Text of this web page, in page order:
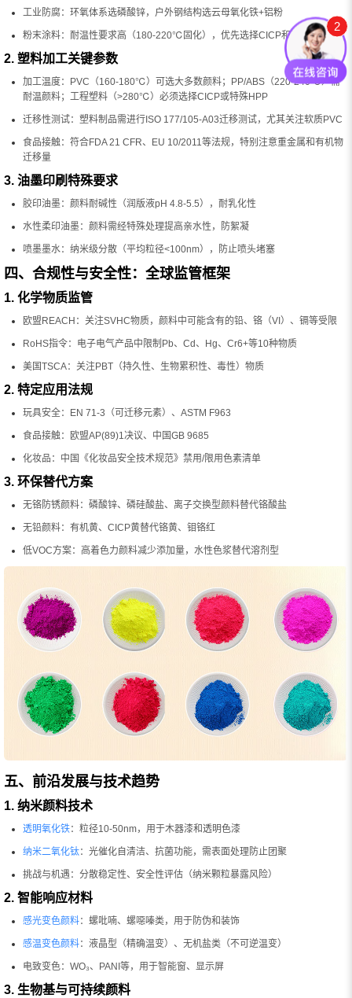
工业防腐：环氧体系选磷酸锌，户外钢结构选云母氧化铁+铝粉
粉末涂料：耐温性要求高（180-220℃固化），优先选择CICP和部分HPP
2. 塑料加工关键参数
加工温度：PVC（160-180℃）可选大多数颜料；PP/ABS（220-240℃）需
耐温颜料；工程塑料（>280℃）必须选择CICP或特殊HPP
迁移性测试：塑料制品需进行ISO 177/105-A03迁移测试，尤其关注软质PVC
食品接触：符合FDA 21 CFR、EU 10/2011等法规，特别注意重金属和有机物
迁移量
3. 油墨印刷特殊要求
胶印油墨：颜料耐碱性（润版液pH 4.8-5.5），耐乳化性
水性柔印油墨：颜料需经特殊处理提高亲水性，防絮凝
喷墨墨水：纳米级分散（平均粒径<100nm），防止喷头堵塞
四、合规性与安全性：全球监管框架
1. 化学物质监管
欧盟REACH：关注SVHC物质，颜料中可能含有的铅、铬（VI）、镉等受限
RoHS指令：电子电气产品中限制Pb、Cd、Hg、Cr6+等10种物质
美国TSCA：关注PBT（持久性、生物累积性、毒性）物质
2. 特定应用法规
玩具安全：EN 71-3（可迁移元素）、ASTM F963
食品接触：欧盟AP(89)1决议、中国GB 9685
化妆品：中国《化妆品安全技术规范》禁用/限用色素清单
3. 环保替代方案
无铬防锈颜料：磷酸锌、磷硅酸盐、离子交换型颜料替代铬酸盐
无铅颜料：有机黄、CICP黄替代铬黄、钼铬红
低VOC方案：高着色力颜料减少添加量，水性色浆替代溶剂型
五、前沿发展与技术趋势
1. 纳米颜料技术
透明氧化铁：粒径10-50nm，用于木器漆和透明色漆
纳米二氧化钛：光催化自清洁、抗菌功能，需表面处理防止团聚
挑战与机遇：分散稳定性、安全性评估（纳米颗粒暴露风险）
2. 智能响应材料
感光变色颜料：螺吡喃、螺噁嗪类，用于防伪和装饰
感温变色颜料：液晶型（精确温变）、无机盐类（不可逆温变）
电致变色：WO₃、PANI等，用于智能窗、显示屏
3. 生物基与可持续颜料
2